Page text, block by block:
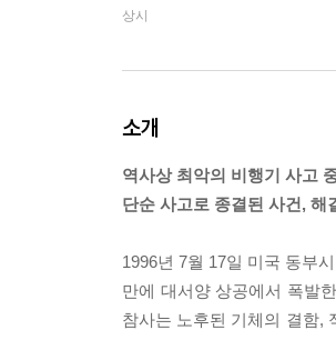
상시
소개
역사상 최악의 비행기 사고
단순 사고로 종결된 사건, 해
1996년 7월 17일 미국 동부
만에 대서양 상공에서 폭발
참사는 노후된 기체의 결함,